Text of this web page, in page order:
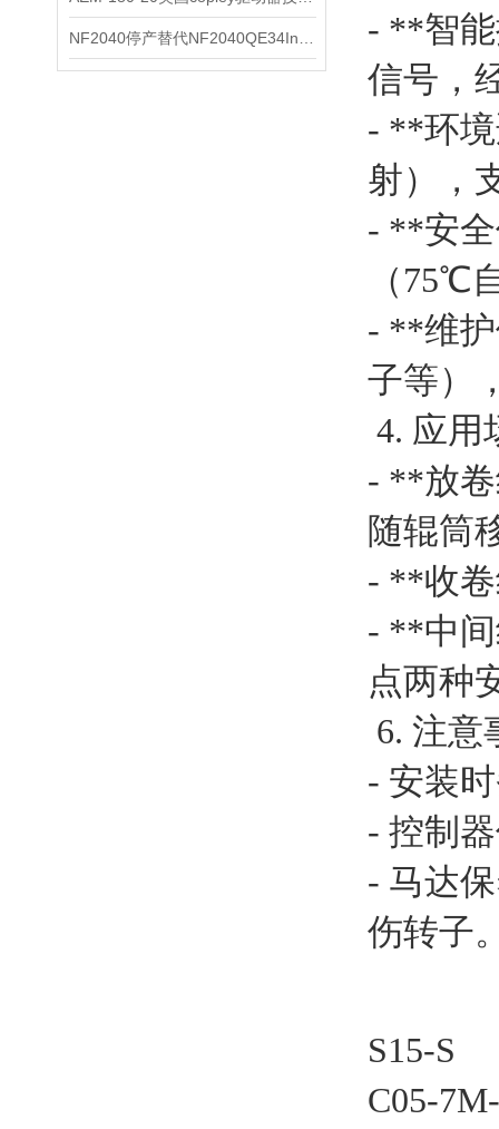
安捷伦
- **智
信号，
- **环
射），
- **安
（75℃
- **维
子等）
4. 应用
- **放
随辊筒
- **收
- **中
点两种
6. 注意
- 安装
- 控制
- 马达
伤转子
S15-S
C05-